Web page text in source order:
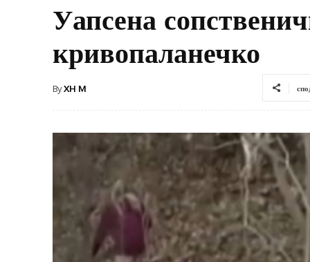
Уапсена
кривопаланечко
ByXH M